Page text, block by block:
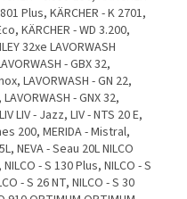
Plus, KÄRCHER - K 2701,
KÄRCHER - WD 3.200,
32xe LAVORWASH
- GBX 32,
LAVORWASH - GN 22,
- GNX 32,
LIV - Jazz, LIV - NTS 20 E,
200, MERIDA - Mistral,
NEVA - Seau 20L NILCO
- S 130 Plus, NILCO - S
- S 26 NT, NILCO - S 30